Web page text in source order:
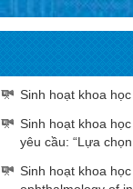
Sinh hoạt khoa
Sinh hoạt khoa
yêu cầu: “Lựa
Sinh hoạt khoa